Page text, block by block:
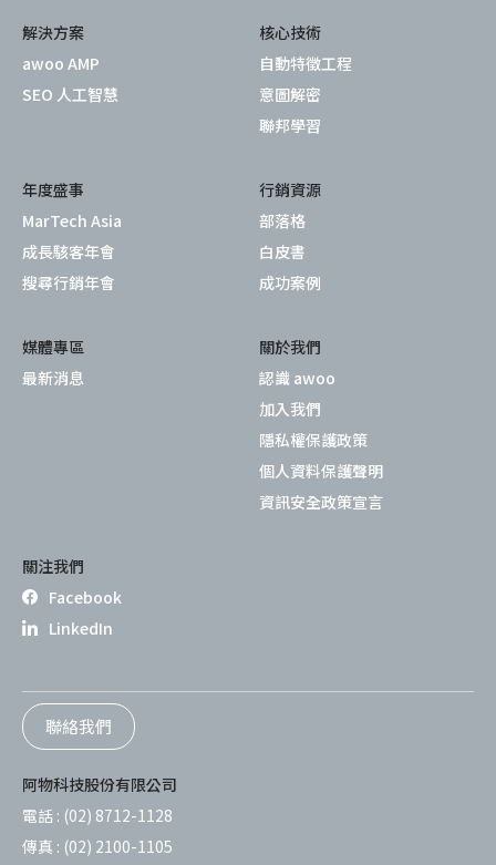
解決方案
awoo AMP
SEO 人工智慧
核心技術
自動特徵工程
意圖解密
聯邦學習
年度盛事
MarTech Asia
成長駭客年會
搜尋行銷年會
行銷資源
部落格
白皮書
成功案例
媒體專區
最新消息
關於我們
認識 awoo
加入我們
隱私權保護政策
個人資料保護聲明
資訊安全政策宣言
關注我們
Facebook
LinkedIn
聯絡我們
阿物科技股份有限公司
電話 : (02) 8712-1128
傳真 : (02) 2100-1105